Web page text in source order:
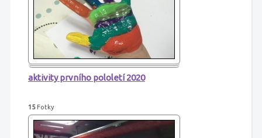
aktivity prvního pololetí 2020
15Fotky